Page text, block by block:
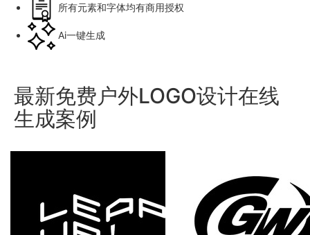
所有元素和字体均有商用授权
Ai一键生成
最新免费户外LOGO设计在线
生成案例